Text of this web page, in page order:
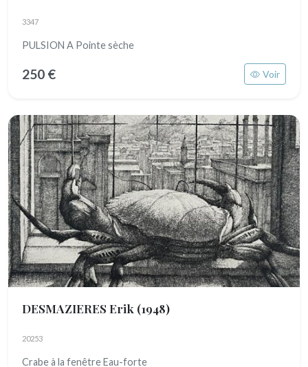
3347
PULSION A Pointe sèche
250 € Voir
DESMAZIERES Erik (1948)
20253
Crabe à la fenêtre Eau-forte